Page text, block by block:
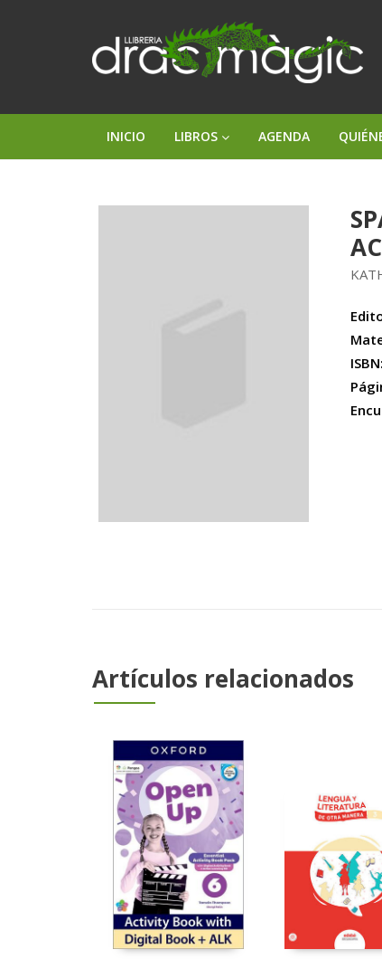
INICIO LIBROS AGENDA
ISBN:
Artículos relacionados